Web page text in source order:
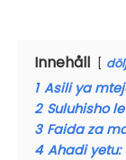
Innehåll dölj
1 Asili ya
2 Suluhisho
3 Faida za
4 Ahadi